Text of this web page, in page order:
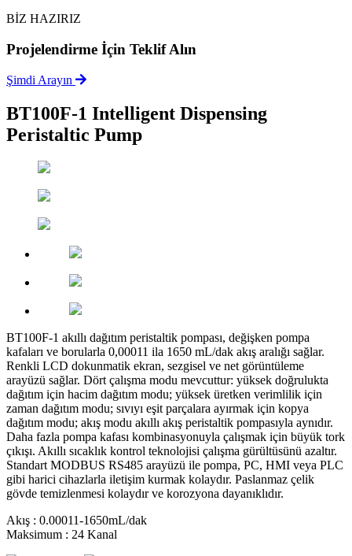
BİZ HAZIRIZ
Projelendirme İçin Teklif Alın
Şimdi Arayın
BT100F-1 Intelligent Dispensing
Peristaltic Pump
BT100F-1 akıllı dağıtım peristaltik pompası, değişken pompa
kafaları ve borularla 0,00011 ila 1650 mL/dak akış aralığı sağlar.
Renkli LCD dokunmatik ekran, sezgisel ve net görüntüleme
arayüzü sağlar. Dört çalışma modu mevcuttur: yüksek doğrulukta
dağıtım için hacim dağıtım modu; yüksek üretken verimlilik için
zaman dağıtım modu; sıvıyı eşit parçalara ayırmak için kopya
dağıtım modu; akış modu akıllı akış peristaltik pompasıyla aynıdır.
Daha fazla pompa kafası kombinasyonuyla çalışmak için büyük tork
çıkışı. Akıllı sıcaklık kontrol teknolojisi çalışma gürültüsünü azaltır.
Standart MODBUS RS485 arayüzü ile pompa, PC, HMI veya PLC
gibi harici cihazlarla iletişim kurmak kolaydır. Paslanmaz çelik
gövde temizlenmesi kolaydır ve korozyona dayanıklıdır.
Akış : 0.00011-1650mL/dak
Maksimum : 24 Kanal